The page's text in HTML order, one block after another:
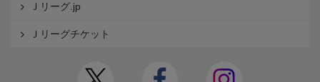
Ｊリーグ.jp
Ｊリーグチケット